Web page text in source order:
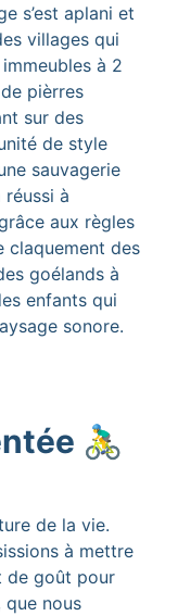
s’est aplani et
villages qui
à 2
pièrres
sur des
de style
sauvagerie
réussi à
aux règles
claquement des
goélands à
enfants qui
sonore.
🚴‍♂️
de la vie.
à mettre
de goût pour
que nous